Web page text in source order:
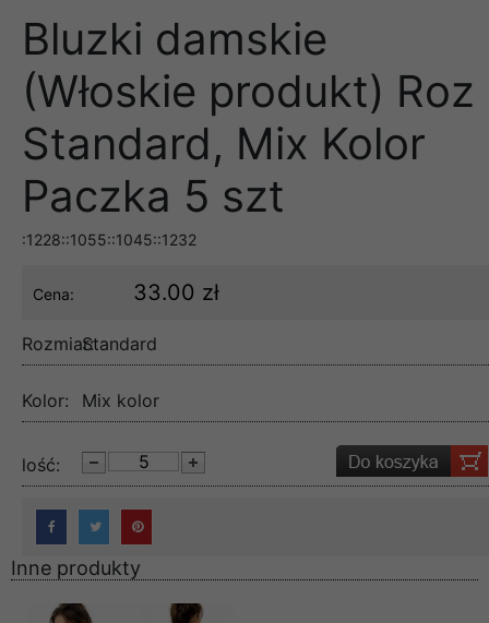
Bluzki damskie
(Włoskie produkt) Roz
Standard, Mix Kolor
Paczka 5 szt
:1228::1055::1045::1232
Cena: 33.00 zł
Rozmiar:Standard
Kolor: Mix kolor
lość:
Inne produkty